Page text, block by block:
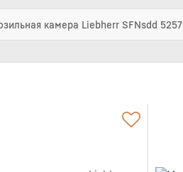
камера Liebherr SFNsdd 5257